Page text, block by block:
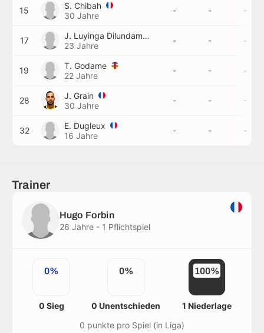
15
S. Chibah
30 Jahre
- - -
17
J. Luyinga Dilundama
23 Jahre
- - -
19
T. Godame
22 Jahre
- - -
28
J. Grain
30 Jahre
- - -
32
E. Dugleux
16 Jahre
- - -
Trainer
Hugo Forbin
26 Jahre - 1 Pflichtspiel
0%
0 Sieg
0%
0 Unentschieden
100%
1 Niederlage
0 punkte pro Spiel (in Liga)